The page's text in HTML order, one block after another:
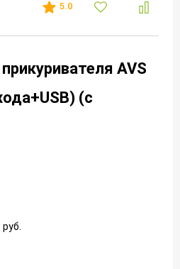
5.0
AVS
(с
руб.